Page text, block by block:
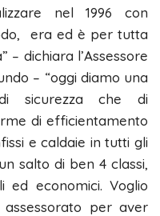
nel 1996 con
era ed è per tutta
– dichiara l’Assessore
– “oggi diamo una
sicurezza che di
di efficientamento
e caldaie in tutti gli
salto di ben 4 classi,
ed economici. Voglio
per aver